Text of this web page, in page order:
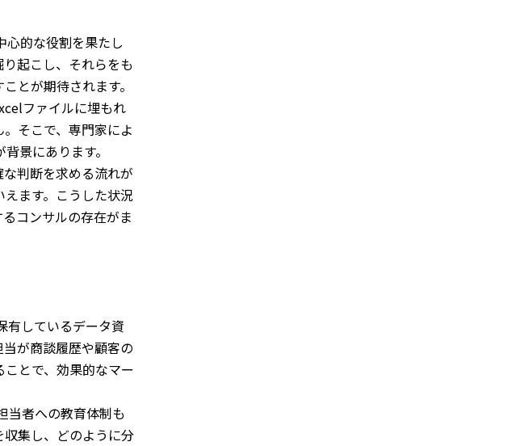
心的な役割を果たし
起こし、それらをも
とが期待されます。
ファイルに埋もれ
そこで、専門家によ
景にあります。
判断を求める流れが
ます。こうした状況
コンサルの存在がま
有しているデータ資
が商談履歴や顧客の
とで、効果的なマー
当者への教育体制も
集し、どのように分